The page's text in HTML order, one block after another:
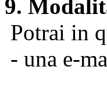
9.
Potrai in
- una e-